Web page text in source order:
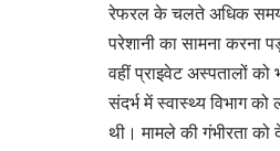
रेफरल के चलते अधिक समय
परेशानी का सामना करना
वहीं प्राइवेट अस्पतालों
संदर्भ में स्वास्थ्य विभाग को
थी। मामले की गंभीरता को